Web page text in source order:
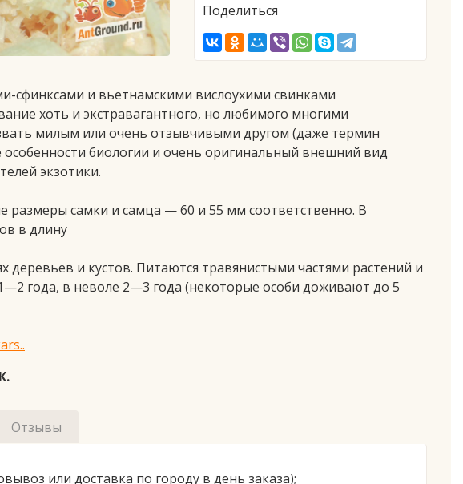
Поделиться
сфинксами и вьетнамскими вислоухими свинками
хоть и экстравагантного, но любимого многими
милым или очень отзывчивыми другом (даже термин
особенности биологии и очень оригинальный внешний вид
экзотики.
размеры самки и самца — 60 и 55 мм соответственно. В
в длину
деревьев и кустов. Питаются травянистыми частями растений и
года, в неволе 2—3 года (некоторые особи доживают до 5
Отзывы
или доставка по городу в день заказа);